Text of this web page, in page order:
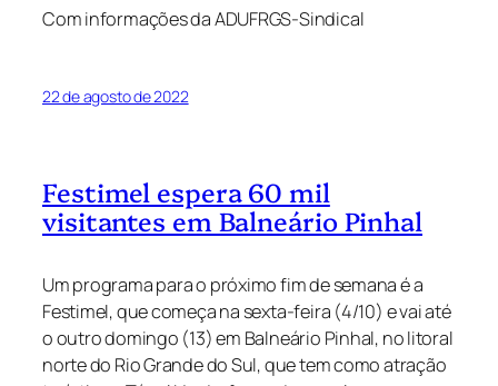
Com informações da ADUFRGS-Sindical
22 de agosto de 2022
Festimel espera 60 mil
visitantes em Balneário Pinhal
Um programa para o próximo fim de semana é a
Festimel, que começa na sexta-feira (4/10) e vai até
o outro domingo (13) em Balneário Pinhal, no litoral
norte do Rio Grande do Sul, que tem como atração